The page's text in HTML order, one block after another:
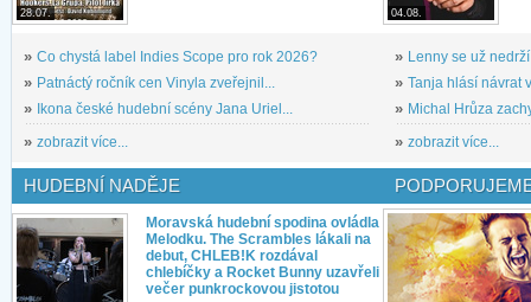
28.07.
» Co chystá label Indies Scope pro rok 2026?
» Patnáctý ročník cen Vinyla zveřejnil...
» Ikona české hudební scény Jana Uriel...
» zobrazit více...
04.08.
» Lenny se už
» Tanja hlásí návrat
» Michal Hrůza
» zobrazit více...
HUDEBNÍ NADĚJE
Moravská hudební spodina ovládla
Melodku. The Scrambles lákali na
debut, CHLEB!K rozdával
chlebíčky a Rocket Bunny uzavřeli
večer punkrockovou jistotou